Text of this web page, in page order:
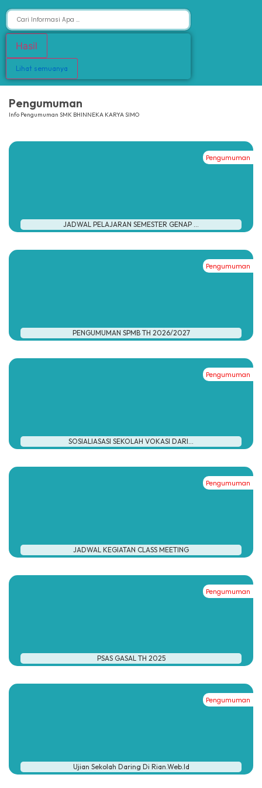
Hasil
Lihat semuanya
Pengumuman
Info Pengumuman SMK BHINNEKA KARYA SIMO
Pengumuman
JADWAL PELAJARAN SEMESTER GENAP ...
Pengumuman
PENGUMUMAN SPMB TH 2026/2027
Pengumuman
SOSIALIASASI SEKOLAH VOKASI DARI...
Pengumuman
JADWAL KEGIATAN CLASS MEETING
Pengumuman
PSAS GASAL TH 2025
Pengumuman
Ujian Sekolah Daring Di Rian.web.id